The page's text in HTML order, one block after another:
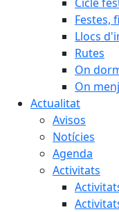
Festes,
Llocs
Rutes
On
On
Actualitat
Avisos
Notícies
Agenda
Activitats